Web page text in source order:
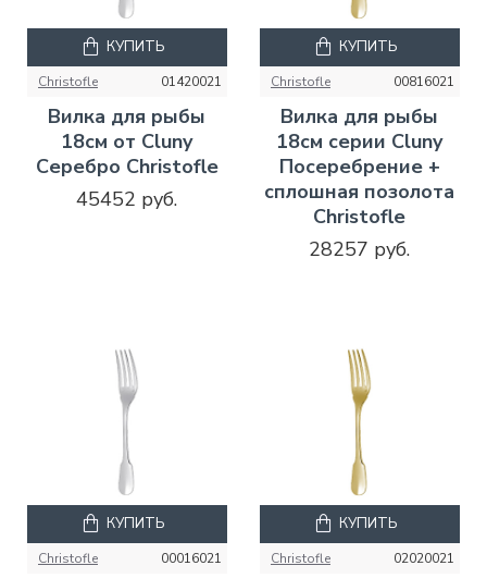
Christofle 01420021
Вилка для рыбы
18см от Cluny
Серебро Christofle
45452 руб.
КУПИТЬ
Christofle 00816021
Вилка для рыбы
18см серии Cluny
Посеребрение +
сплошная позолота
Christofle
28257 руб.
КУПИТЬ
Christofle 00016021
КУПИТЬ
Christofle 02020021
КУПИТЬ